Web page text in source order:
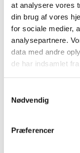
at analysere vores
din brug af vores
for sociale medier,
analysepartnere.
data med andre
de har indsamlet
Nødvendig
Præferencer
24 personlige
Julemanden.
Samleomslag til
Flaskeetiket
Udførlig
udviklingen af
læse meget mere